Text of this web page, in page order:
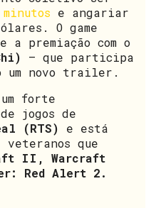
e angariar
O game
a premiação com o
– que participa
um novo trailer.
forte
jogos de
(RTS) e está
veteranos que
II, Warcraft
Red Alert 2.